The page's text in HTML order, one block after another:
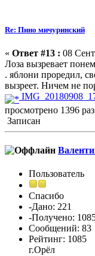
Re: Пино мичуринский
« Ответ #13 : 08
Лоза вызревает
. яблони проредил,
вызреет. Ничем не
просмотрено 1396
Записан
Пользователь
Спасибо
-Дано: 221
-Получено:
Сообщений: 83
Рейтинг: 1085
г.Орёл